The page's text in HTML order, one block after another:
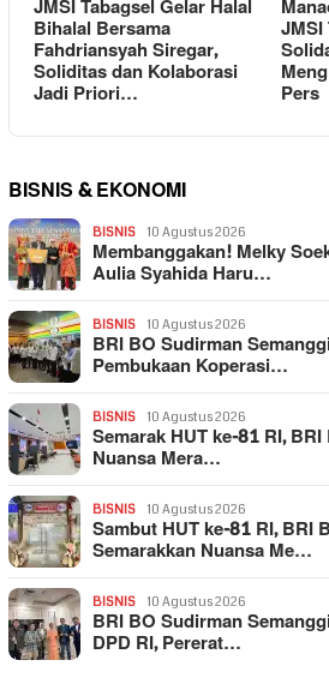
JMSI Tabagsel Gelar Halal
Bihalal Bersama
Fahdriansyah Siregar,
Soliditas dan Kolaborasi
Jadi Priori…
JMSI
Pers
BISNIS & EKONOMI
BISNIS 10 Agustus 2026
Membanggakan! Melky
Aulia Syahida Haru…
BISNIS 10 Agustus 2026
BRI BO Sudirman
Pembukaan Koperasi…
BISNIS 10 Agustus 2026
Semarak HUT ke-81 RI,
Nuansa Mera…
BISNIS 10 Agustus 2026
Sambut HUT ke-81 RI, BRI
Semarakkan Nuansa Me…
BISNIS 10 Agustus 2026
BRI BO Sudirman
DPD RI, Pererat…